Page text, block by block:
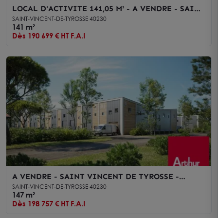
LOCAL D'ACTIVITE 141,05 M² - A VENDRE - SAINT
VINCENT DE TYROSSE
SAINT-VINCENT-DE-TYROSSE 40230
141 m²
Dès 190 699 € HT F.A.I
A VENDRE - SAINT VINCENT DE TYROSSE -
LOCAL D'ACTIVITES 147 m²
SAINT-VINCENT-DE-TYROSSE 40230
147 m²
Dès 198 757 € HT F.A.I